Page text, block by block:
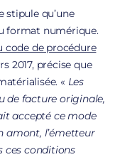
stipule qu’une
format numérique.
code de procédure
2017, précise que
« Les
de facture originale,
accepté ce mode
amont, l’émetteur
ces conditions